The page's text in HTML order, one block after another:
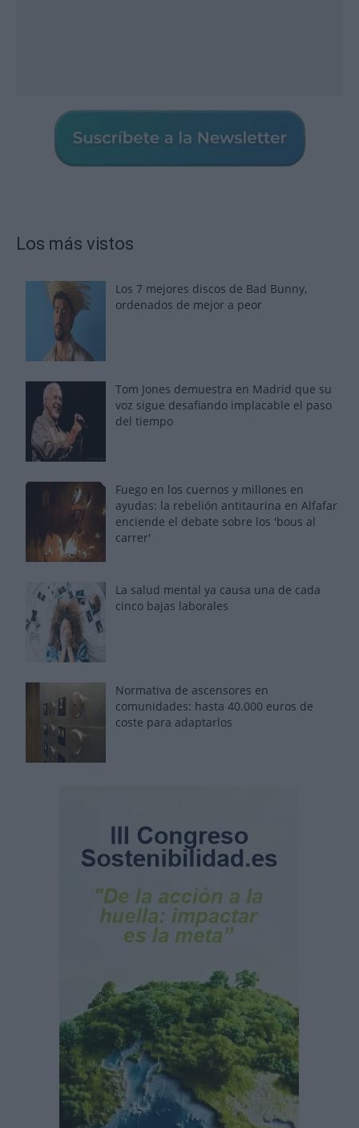
Los más vistos
Los 7 mejores discos de Bad Bunny,
ordenados de mejor a peor
Tom Jones demuestra en Madrid que su
voz sigue desafiando implacable el paso
del tiempo
Fuego en los cuernos y millones en
ayudas: la rebelión antitaurina en Alfafar
enciende el debate sobre los 'bous al
carrer'
La salud mental ya causa una de cada
cinco bajas laborales
Normativa de ascensores en
comunidades: hasta 40.000 euros de
coste para adaptarlos